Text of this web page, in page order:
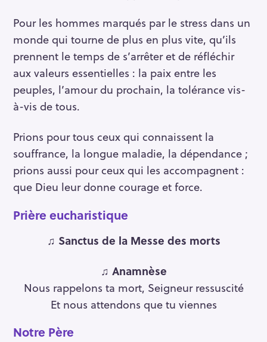
Pour les hommes marqués par le stress dans un
monde qui tourne de plus en plus vite, qu’ils
prennent le temps de s’arrêter et de réfléchir
aux valeurs essentielles : la paix entre les
peuples, l’amour du prochain, la tolérance vis-
à-vis de tous.
Prions pour tous ceux qui connaissent la
souffrance, la longue maladie, la dépendance ;
prions aussi pour ceux qui les accompagnent :
que Dieu leur donne courage et force.
Prière eucharistique
♫ Sanctus de la Messe des morts
♫ Anamnèse
Nous rappelons ta mort, Seigneur ressuscité
Et nous attendons que tu viennes
Notre Père